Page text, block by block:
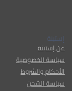
إستبنة
عن إستبنة
سياسة الخصوصية
الأحكام والشروط
سياسة الشحن